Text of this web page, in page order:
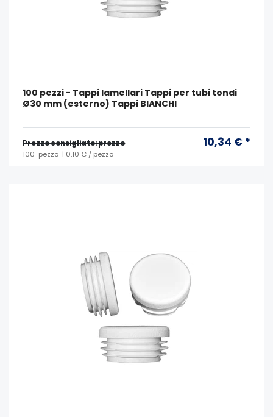
100 pezzi - Tappi lamellari Tappi per tubi tondi
Ø30 mm (esterno) Tappi BIANCHI
Prezzo consigliato: prezzo 10,34 € *
100 pezzo | 0,10 € / pezzo